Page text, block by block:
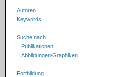
Autoren
Keywords
Suche nach
Publikationen
Abbildungen/Graphiken
Fortbildung